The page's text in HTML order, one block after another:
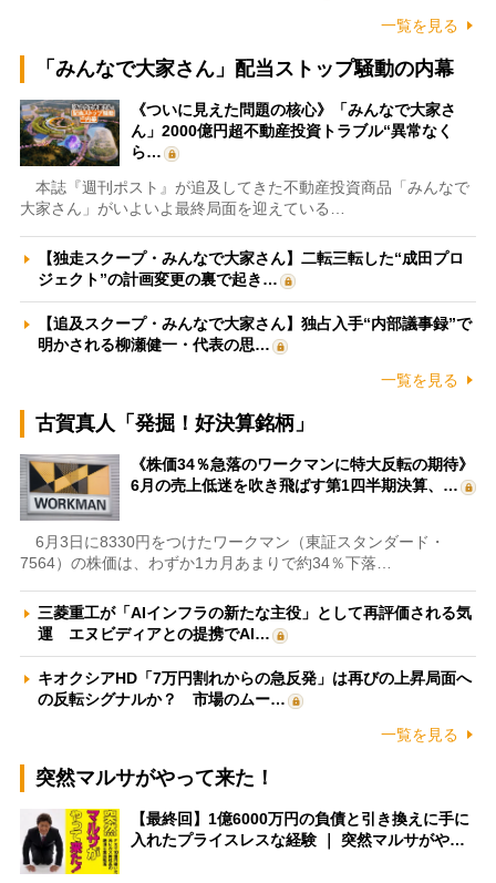
一覧を見る
「みんなで大家さん」配当ストップ騒動の内幕
《ついに見えた問題の核心》「みんなで大家さ
ん」2000億円超不動産投資トラブル“異常なく
ら…
本誌『週刊ポスト』が追及してきた不動産投資商品「みんなで
大家さん」がいよいよ最終局面を迎えている…
【独走スクープ・みんなで大家さん】二転三転した“成田プロ
ジェクト”の計画変更の裏で起き…
【追及スクープ・みんなで大家さん】独占入手“内部議事録”で
明かされる柳瀬健一・代表の思…
一覧を見る
古賀真人「発掘！好決算銘柄」
《株価34％急落のワークマンに特大反転の期待》
6月の売上低迷を吹き飛ばす第1四半期決算、…
6月3日に8330円をつけたワークマン（東証スタンダード・
7564）の株価は、わずか1カ月あまりで約34％下落…
三菱重工が「AIインフラの新たな主役」として再評価される気
運 エヌビディアとの提携でAI…
キオクシアHD「7万円割れからの急反発」は再びの上昇局面へ
の反転シグナルか？ 市場のムー…
一覧を見る
突然マルサがやって来た！
【最終回】1億6000万円の負債と引き換えに手に
入れたプライスレスな経験 ｜ 突然マルサがや…